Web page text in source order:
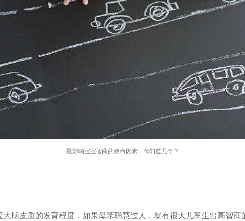
最影响宝宝智商的致命因素，你知道几个？
脑皮质的发育程度，如果母亲聪慧过人，就有很大几率生出高智